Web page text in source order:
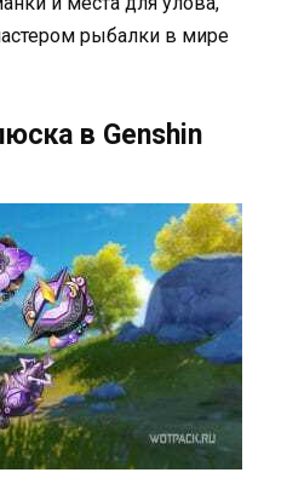
рыбалки в мире
в Genshin